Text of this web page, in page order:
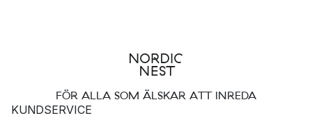
FÖR ALLA SOM ÄLSKAR ATT INREDA
KUNDSERVICE